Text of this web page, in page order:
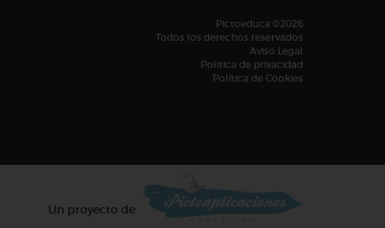
Pictoeduca ©2026
Todos los derechos reservados
Aviso Legal
Política de privacidad
Política de Cookies
Un proyecto de